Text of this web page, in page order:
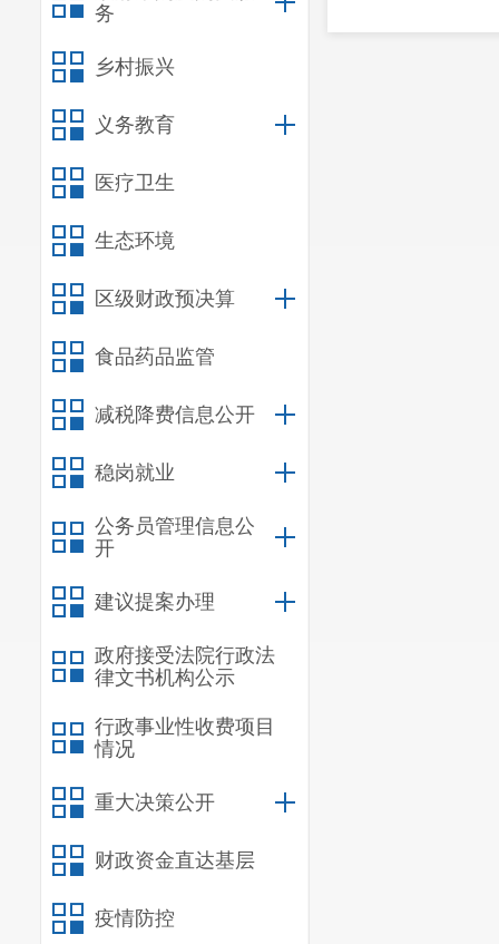
务
乡村振兴
义务教育
医疗卫生
生态环境
区级财政预决算
食品药品监管
减税降费信息公开
稳岗就业
公务员管理信息公
开
建议提案办理
政府接受法院行政法
律文书机构公示
行政事业性收费项目
情况
重大决策公开
财政资金直达基层
疫情防控